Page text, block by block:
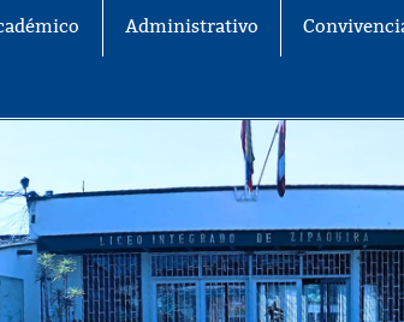
Administrativo